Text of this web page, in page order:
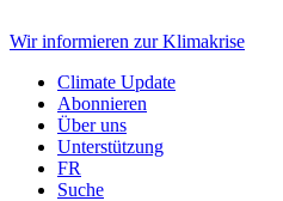
Wir informieren zur Klimakrise
Climate Update
Abonnieren
Über uns
Unterstützung
FR
Suche